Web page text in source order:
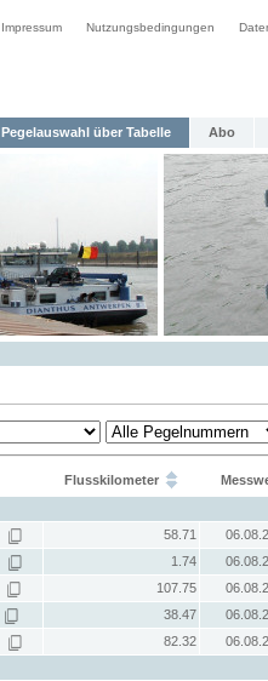
Impressum Nutzungsbedingungen
Pegelauswahl über Tabelle Abo
Flusskilometer
58.71
1.74
107.75
38.47
82.32